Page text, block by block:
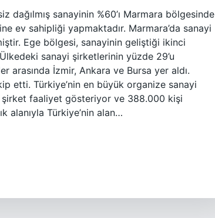
sanayinin %60’ı Marmara bölgesinde
ev sahipliği yapmaktadır. Marmara’da sanayi
Ege bölgesi, sanayinin geliştiği ikinci
sanayi şirketlerinin yüzde 29’u
arasında İzmir, Ankara ve Bursa yer aldı.
etti. Türkiye’nin en büyük organize sanayi
şirket faaliyet gösteriyor ve 388.000 kişi
alanıyla Türkiye’nin alan…